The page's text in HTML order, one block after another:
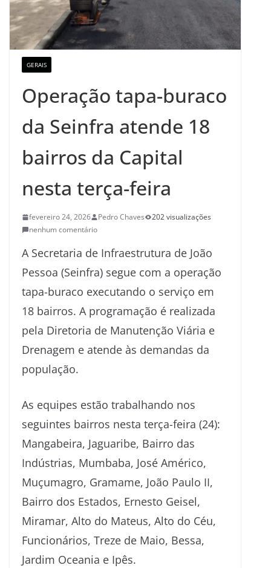
GERAIS
Operação tapa-buraco
da Seinfra atende 18
bairros da Capital
nesta terça-feira
fevereiro 24, 2026 Pedro Chaves
202 visualizações
nenhum comentário
A Secretaria de Infraestrutura de João
Pessoa (Seinfra) segue com a operação
tapa-buraco executando o serviço em
18 bairros. A programação é realizada
pela Diretoria de Manutenção Viária e
Drenagem e atende às demandas da
população.
As equipes estão trabalhando nos
seguintes bairros nesta terça-feira (24):
Mangabeira, Jaguaribe, Bairro das
Indústrias, Mumbaba, José Américo,
Muçumagro, Gramame, João Paulo II,
Bairro dos Estados, Ernesto Geisel,
Miramar, Alto do Mateus, Alto do Céu,
Funcionários, Treze de Maio, Bessa,
Jardim Oceania e Ipês.